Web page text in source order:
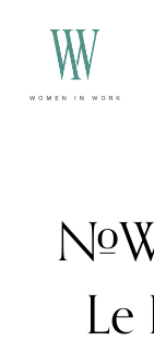
Le